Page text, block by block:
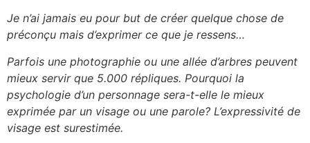
Je n’ai jamais eu pour but de créer quelque chose de
préconçu mais d’exprimer ce que je ressens…
Parfois une photographie ou une allée d’arbres peuvent
mieux servir que 5.000 répliques. Pourquoi la
psychologie d’un personnage sera-t-elle le mieux
exprimée par un visage ou une parole? L’expressivité de
visage est surestimée.